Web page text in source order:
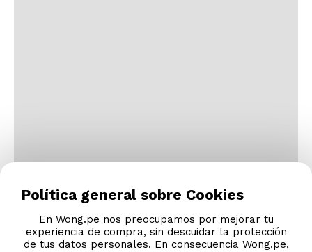
Política general sobre Cookies
En Wong.pe nos preocupamos por mejorar tu
experiencia de compra, sin descuidar la protección
de tus datos personales. En consecuencia Wong.pe,